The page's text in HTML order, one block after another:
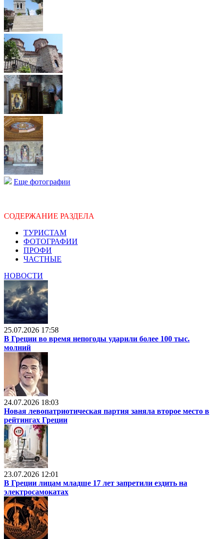
Еще фотографии
СОДЕРЖАНИЕ РАЗДЕЛА
ТУРИСТАМ
ФОТОГРАФИИ
ПРОФИ
ЧАСТНЫЕ
НОВОСТИ
25.07.2026 17:58
В Греции во время непогоды ударили более 100 тыс.
молний
24.07.2026 18:03
Новая левопатриотическая партия заняла второе место в
рейтингах Греции
23.07.2026 12:01
В Греции лицам младше 17 лет запретили ездить на
электросамокатах